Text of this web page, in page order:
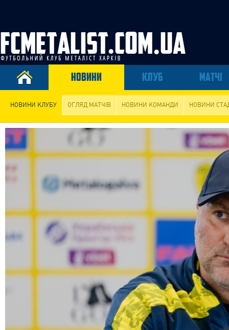
НОВИНИ КЛУБ МАТЧІ
НОВИНИ КЛУБУ ОГЛЯД МАТЧІВ НОВИНИ КОМАНДИ НОВИНИ